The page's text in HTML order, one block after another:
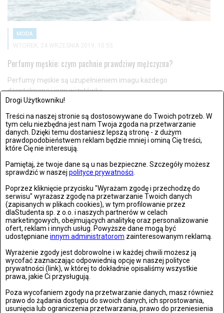
Drogi Użytkowniku!
Treści na naszej stronie są dostosowywane do Twoich potrzeb. W
tym celu niezbędna jest nam Twoja zgoda na przetwarzanie
danych. Dzięki temu dostaniesz lepszą stronę - z dużym
prawdopodobieństwem reklam będzie mniej i ominą Cię treści,
które Cię nie interesują.
Pamiętaj, że twoje dane są u nas bezpieczne. Szczegóły możesz
sprawdzić w naszej polityce prywatności
Poprzez kliknięcie przycisku "Wyrażam zgodę i przechodzę do
serwisu" wyrażasz zgodę na przetwarzanie Twoich danych
(zapisanych w plikach cookies), w tym profilowanie przez
dlaStudenta sp. z o.o. i naszych partnerów w celach
marketingowych, obejmujących analitykę oraz personalizowanie
ofert, reklam i innych usług. Powyższe dane mogą być
udostępniane innym administratorom zainteresowanym reklamą.
Wyrażenie zgody jest dobrowolne i w każdej chwili możesz ją
wycofać zaznaczając odpowiednią opcję w naszej polityce
prywatności (link), w której to dokładnie opisaliśmy wszystkie
prawa, jakie Ci przysługują.
Poza wycofaniem zgody na przetwarzanie danych, masz również
prawo do żądania dostępu do swoich danych, ich sprostowania,
usunięcia lub ograniczenia przetwarzania, prawo do przeniesienia
MODA
WTOREK, 24 WRZEŚNIA 2019, 10:55
Perfumy męskie: czym pachnie prawdziwy mężczyzna?
Perfumy męskie są uzupełnieniem imagu każdego
dżentelmena i jego wizytówką....
MODA
CZWARTEK, 03 STYCZNIA 2019, 15:13
5 powodów, które sprawiają, że kobiety wolą koszulki nocne niż
pidżamy
Kobiety kochają koszulki nocne, ale w czym tkwi ich sekret?...
ŚRODA, 29 SIERPNIA 2018, 09:56
Clotify – aplikacja dzięki której Twoje stylizacje zawsze będą na
czasie!
Poznaj aplikację na telefon, dzięki której będziesz na bieżąco